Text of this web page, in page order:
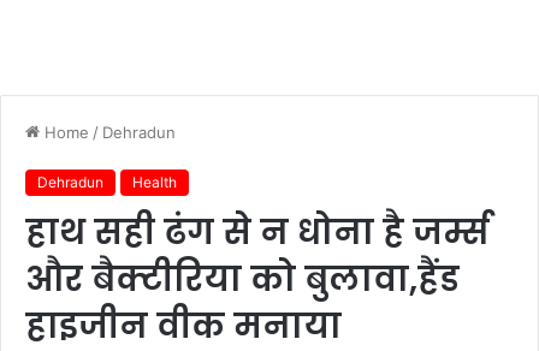
Home / Dehradun
Dehradun Health
हाथ सही ढंग से न धोना है जर्म्स
और बैक्टीरिया को बुलावा,हैंड
हाइजीन वीक मनाया